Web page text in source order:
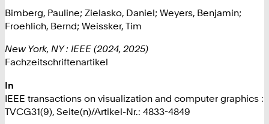
Bimberg, Pauline; Zielasko, Daniel; Weyers, Benjamin;
Froehlich, Bernd; Weissker, Tim
New York, NY : IEEE (2024, 2025)
Fachzeitschriftenartikel
In
IEEE transactions on visualization and computer graphics :
TVCG31(9), Seite(n)/Artikel-Nr.: 4833-4849